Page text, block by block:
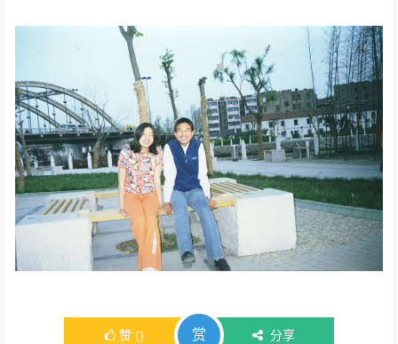
赞 () 赏 分享